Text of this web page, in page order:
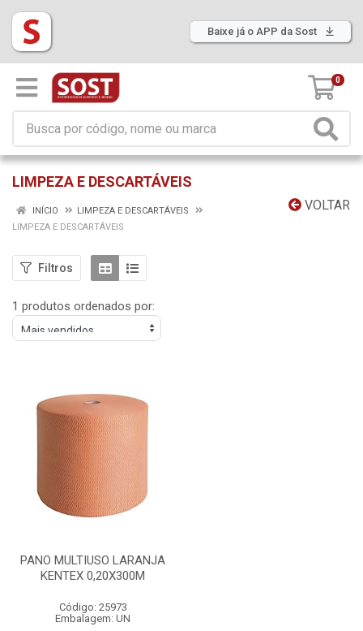
Baixe já o APP da Sost
0
LIMPEZA E DESCARTÁVEIS
VOLTAR
INÍCIO
LIMPEZA E DESCARTÁVEIS
LIMPEZA E DESCARTÁVEIS
Filtros
1 produtos ordenados por:
PANO MULTIUSO LARANJA
KENTEX 0,20X300M
Código: 25973
Embalagem: UN